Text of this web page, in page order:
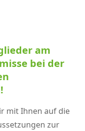
am
bei der
mit Ihnen auf die
zur